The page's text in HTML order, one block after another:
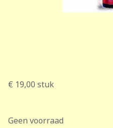
€ 19,00 stuk
Geen voorraad